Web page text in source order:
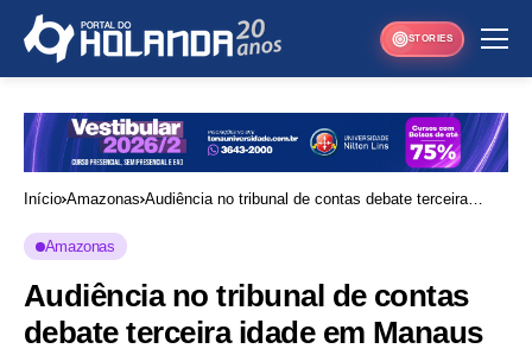
STORIES
Início Amazonas Audiência no tribunal de contas debate terceira
Amazonas
Audiência no tribunal de contas
debate terceira idade em Manaus